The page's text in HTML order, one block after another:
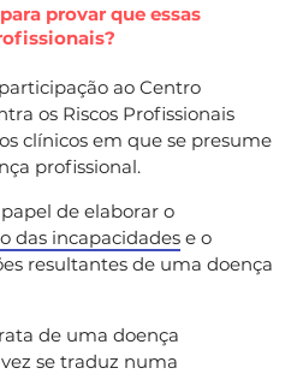
provar que essas
ao Centro
os Riscos Profissionais
clínicos em que se presume
profissional.
de elaborar o
das incapacidades e o
resultantes de uma doença
de uma doença
se traduz numa